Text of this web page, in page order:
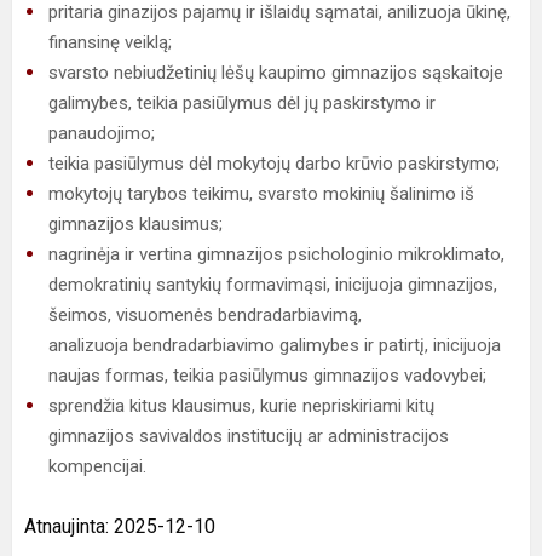
pritaria ginazijos pajamų ir išlaidų sąmatai, anilizuoja ūkinę,
finansinę veiklą;
svarsto nebiudžetinių lėšų kaupimo gimnazijos sąskaitoje
galimybes, teikia pasiūlymus dėl jų paskirstymo ir
panaudojimo;
teikia pasiūlymus dėl mokytojų darbo krūvio paskirstymo;
mokytojų tarybos teikimu, svarsto mokinių šalinimo iš
gimnazijos klausimus;
nagrinėja ir vertina gimnazijos psichologinio mikroklimato,
demokratinių santykių formavimąsi, inicijuoja gimnazijos,
šeimos, visuomenės bendradarbiavimą,
analizuoja bendradarbiavimo galimybes ir patirtį, inicijuoja
naujas formas, teikia pasiūlymus gimnazijos vadovybei;
sprendžia kitus klausimus, kurie nepriskiriami kitų
gimnazijos savivaldos institucijų ar administracijos
kompencijai.
Atnaujinta: 2025-12-10